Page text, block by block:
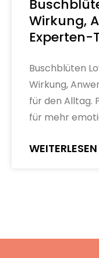
Wirkung,
Experten-
Buschblüten
Wirkung,
für den Alltag.
für mehr